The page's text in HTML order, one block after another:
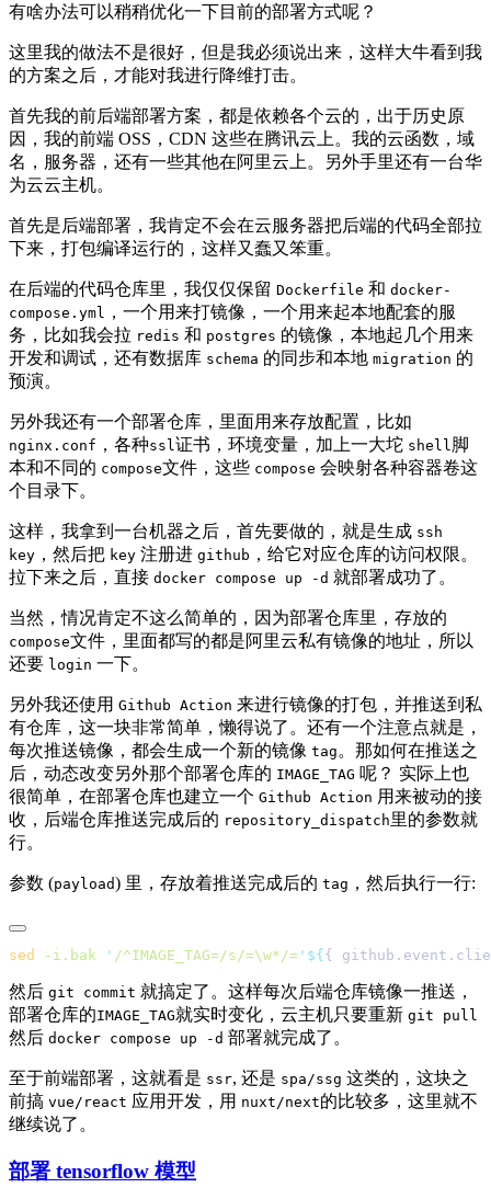
有啥办法可以稍稍优化一下目前的部署方式呢？
这里我的做法不是很好，但是我必须说出来，这样大牛看到我
的方案之后，才能对我进行降维打击。
首先我的前后端部署方案，都是依赖各个云的，出于历史原
因，我的前端 OSS，CDN 这些在腾讯云上。我的云函数，域
名，服务器，还有一些其他在阿里云上。另外手里还有一台华
为云云主机。
首先是后端部署，我肯定不会在云服务器把后端的代码全部拉
下来，打包编译运行的，这样又蠢又笨重。
在后端的代码仓库里，我仅仅保留 Dockerfile 和 docker-
compose.yml ，一个用来打镜像，一个用来起本地配套的服
务，比如我会拉 redis 和 postgres 的镜像，本地起几个用来
开发和调试，还有数据库 schema 的同步和本地 migration 的
预演。
另外我还有一个部署仓库，里面用来存放配置，比如
nginx.conf ，各种ssl证书，环境变量，加上一大坨 shell脚
本和不同的 compose文件，这些 compose 会映射各种容器卷这
个目录下。
这样，我拿到一台机器之后，首先要做的，就是生成 ssh
key ，然后把 key 注册进 github ，给它对应仓库的访问权限。
拉下来之后，直接 docker compose up -d 就部署成功了。
当然，情况肯定不这么简单的，因为部署仓库里，存放的
compose文件，里面都写的都是阿里云私有镜像的地址，所以
还要 login 一下。
另外我还使用 Github Action 来进行镜像的打包，并推送到私
有仓库，这一块非常简单，懒得说了。还有一个注意点就是，
每次推送镜像，都会生成一个新的镜像 tag 。那如何在推送之
后，动态改变另外那个部署仓库的 IMAGE_TAG 呢？ 实际上也
很简单，在部署仓库也建立一个 Github Action 用来被动的接
收，后端仓库推送完成后的 repository_dispatch里的参数就
行。
参数 (payload) 里，存放着推送完成后的 tag ，然后执行一行:
sed -i.bak ' /^IMAGE_TAG=/s/=\w*/= ' ${ {
然后 git commit 就搞定了。这样每次后端仓库镜像一推送，
部署仓库的IMAGE_TAG就实时变化，云主机只要重新 git pull
然后 docker compose up -d 部署就完成了。
至于前端部署，这就看是 ssr, 还是 spa/ssg 这类的，这块之
前搞 vue/react 应用开发，用 nuxt/next的比较多，这里就不
继续说了。
部署 tensorflow 模型